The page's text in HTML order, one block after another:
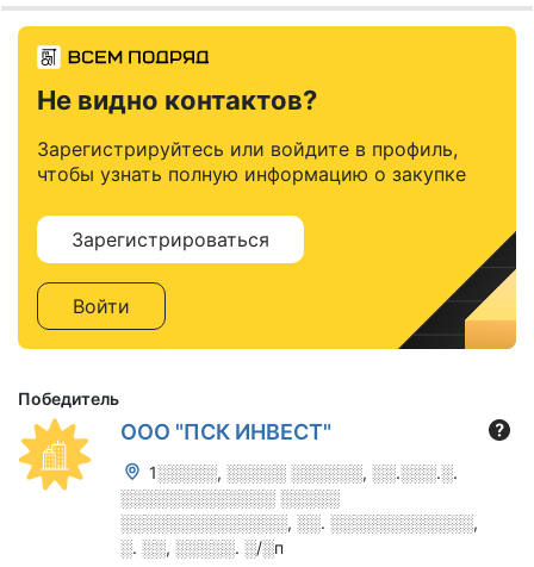
Не видно контактов?
Зарегистрируйтесь или войдите в профиль,
чтобы узнать полную информацию о закупке
Зарегистрироваться
Войти
Победитель
ООО "ПСК ИНВЕСТ"
1░░░░░, ░░░░░ ░░░░░░, ░░.░░░.░.
░░░░░░░░░░░░░ ░░░░░
░░░░░░░░░░░░░░, ░░. ░░░░░░░░░░░░,
░. ░░, ░░░░░. ░/░п